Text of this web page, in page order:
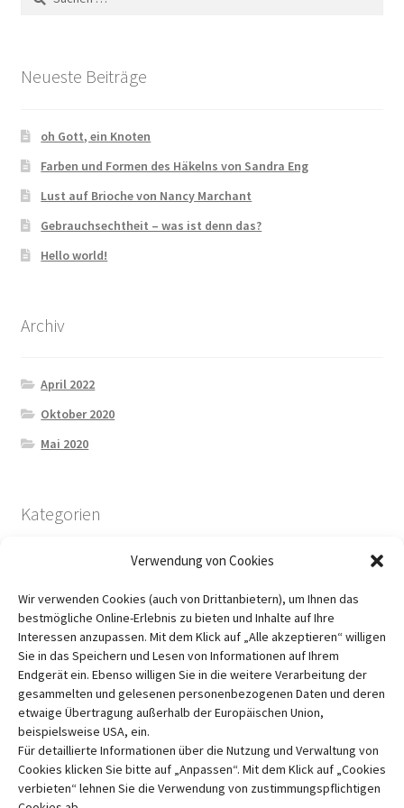
Verwendung von Cookies
Wir verwenden Cookies (auch von Drittanbietern), um Ihnen das
bestmögliche Online-Erlebnis zu bieten und Inhalte auf Ihre
Interessen anzupassen. Mit dem Klick auf „Alle akzeptieren“ willigen
Sie in das Speichern und Lesen von Informationen auf Ihrem
Endgerät ein. Ebenso willigen Sie in die weitere Verarbeitung der
gesammelten und gelesenen personenbezogenen Daten und deren
etwaige Übertragung außerhalb der Europäischen Union,
beispielsweise USA, ein.
Für detaillierte Informationen über die Nutzung und Verwaltung von
Cookies klicken Sie bitte auf „Anpassen“. Mit dem Klick auf „Cookies
verbieten“ lehnen Sie die Verwendung von zustimmungspflichtigen
AGB & Widerrufsbelehrung
nach:
Neueste Beiträge
oh Gott, ein Knoten
Farben und Formen des Häkelns von Sandra Eng
Lust auf Brioche von Nancy Marchant
Gebrauchsechtheit – was ist denn das?
Hello world!
Archiv
April 2022
Oktober 2020
Mai 2020
Kategorien
Bücher für euch angeschaut
Lichtechtheit und Waschfestigkeit
Pflanzenfarben
Über mich
Uncategorized